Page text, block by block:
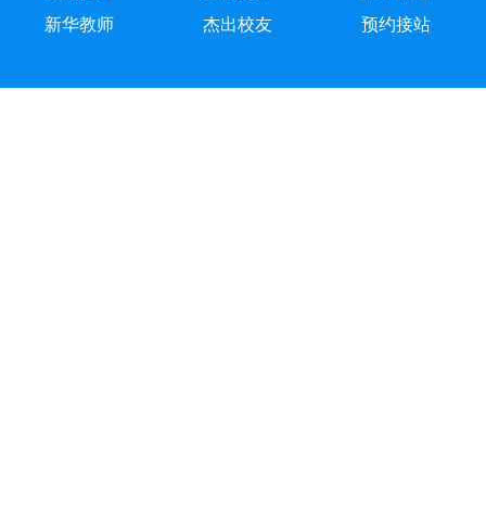
新华教师
杰出校友
预约接站